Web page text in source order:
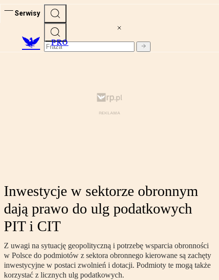
Serwisy
PRO
Inwestycje w sektorze obronnym
dają prawo do ulg podatkowych
PIT i CIT
Z uwagi na sytuację geopolityczną i potrzebę wsparcia obronności
w Polsce do podmiotów z sektora obronnego kierowane są zachęty
inwestycyjne w postaci zwolnień i dotacji. Podmioty te mogą także
korzystać z licznych ulg podatkowych.